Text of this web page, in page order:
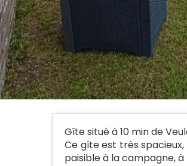
Gîte situé à 10 min de
Ce gîte est très
paisible à la campagne,